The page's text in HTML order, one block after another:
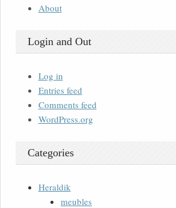
About
Login and Out
Log in
Entries feed
Comments feed
WordPress.org
Categories
Heraldik
meubles